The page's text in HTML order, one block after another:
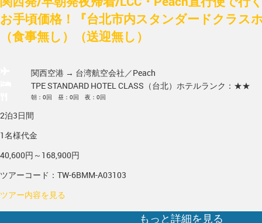
お手頃価格！『台北市内スタンダードクラス
（食事無し）（送迎無し）
関西空港 → 台湾航空会社／Peach
TPE STANDARD HOTEL CLASS（台北） ホテルランク：★★
朝：0回 昼：0回 夜：0回
2泊3日間
1名様代金
40,600円～168,900円
ツアーコード：TW-6BMM-A03103
ツアー内容を見る
もっと詳細を見る